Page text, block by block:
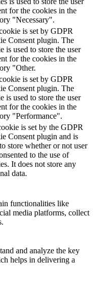
for the cookies in the
"Necessary".
is set by GDPR
Consent plugin. The
is used to store the user
for the cookies in the
"Other.
is set by GDPR
Consent plugin. The
is used to store the user
for the cookies in the
"Performance".
is set by the GDPR
Consent plugin and is
store whether or not user
to the use of
It does not store any
data.
functionalities like
media platforms, collect
and analyze the key
helps in delivering a